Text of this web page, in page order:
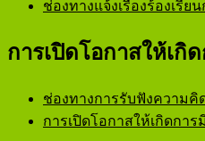
ช่องทางแจ้งเรื่องร้องเรี
การเปิดโอกาสให้เกิ
ช่องทางการรับฟังความคิ
การเปิดโอกาสให้เกิดการ